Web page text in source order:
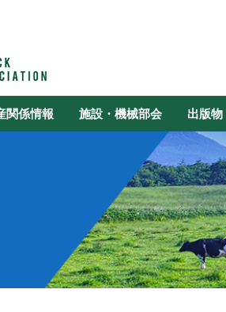
関係情報 施設・機械部会 出版物